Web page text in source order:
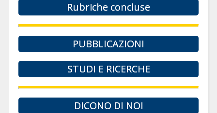
Rubriche concluse
PUBBLICAZIONI
STUDI E RICERCHE
DICONO DI NOI